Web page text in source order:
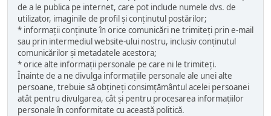
de a le publica pe internet, care pot include numele dvs. de
utilizator, imaginile de profil și conținutul postărilor;
* informații conținute în orice comunicări ne trimiteți prin e-mail
sau prin intermediul website-ului nostru, inclusiv conținutul
comunicărilor și metadatele acestora;
* orice alte informații personale pe care ni le trimiteți.
Înainte de a ne divulga informațiile personale ale unei alte
persoane, trebuie să obțineți consimțământul acelei persoanei
atât pentru divulgarea, cât și pentru procesarea informațiilor
personale în conformitate cu această politică.